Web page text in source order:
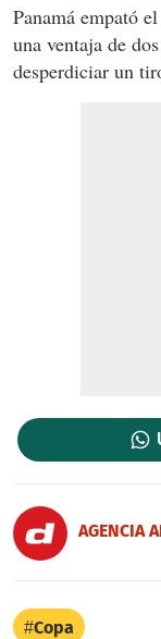
Panamá empató
una ventaja de
desperdiciar un
AGENCIA
Copa